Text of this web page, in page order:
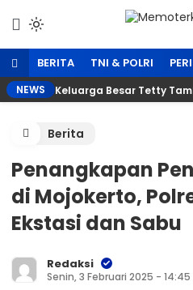
konten
BERITA TNI & POLRI
NEWS Keluarga Besar Tetty
Berita
Penangkapan
di Mojokerto,
Ekstasi dan Sabu
Redaksi
Senin, 3 Februari 2025 - 14:45